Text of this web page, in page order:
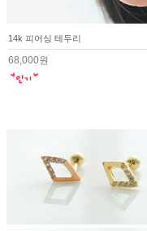
14k 피어싱 테두리
68,000원